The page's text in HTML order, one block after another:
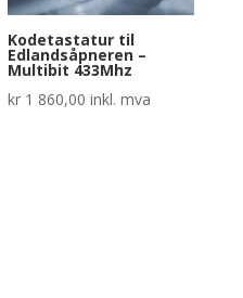
Kodetastatur til
Edlandsåpneren –
Multibit 433Mhz
kr 1 860,00 inkl. mva